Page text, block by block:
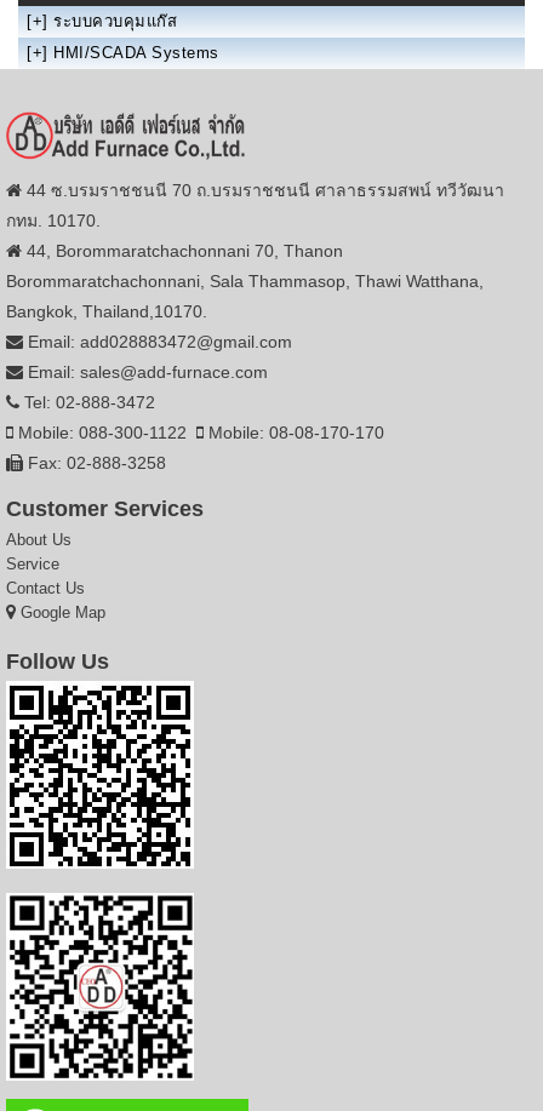
[+] ระบบควบคุมแก๊ส
[+] HMI/SCADA Systems
44 ซ.บรมราชชนนี 70 ถ.บรมราชชนนี ศาลาธรรมสพน์ ทวีวัฒนา
กทม. 10170.
44, Borommaratchachonnani 70, Thanon
Borommaratchachonnani, Sala Thammasop, Thawi Watthana,
Bangkok, Thailand,10170.
Email: add028883472@gmail.com
Email: sales@add-furnace.com
Tel: 02-888-3472
Mobile: 088-300-1122
Mobile: 08-08-170-170
Fax: 02-888-3258
Customer Services
About Us
Service
Contact Us
Google Map
Follow Us